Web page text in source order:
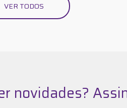
VER TODOS
novidades?